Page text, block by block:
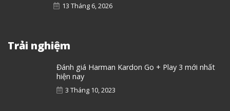
13 Tháng 6, 2026
Trải nghiệm
Đánh giá Harman Kardon Go + Play 3 mới nhất
hiện nay
3 Tháng 10, 2023